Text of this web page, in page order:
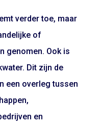
verder toe, maar
of
genomen. Ook is
Dit zijn de
een overleg tussen
en